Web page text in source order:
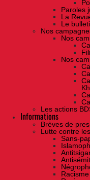
Paroles
La
Le
Nos
Nos
Nos
Les actions
Informations
Brèves de
Lutte contre
Sans-